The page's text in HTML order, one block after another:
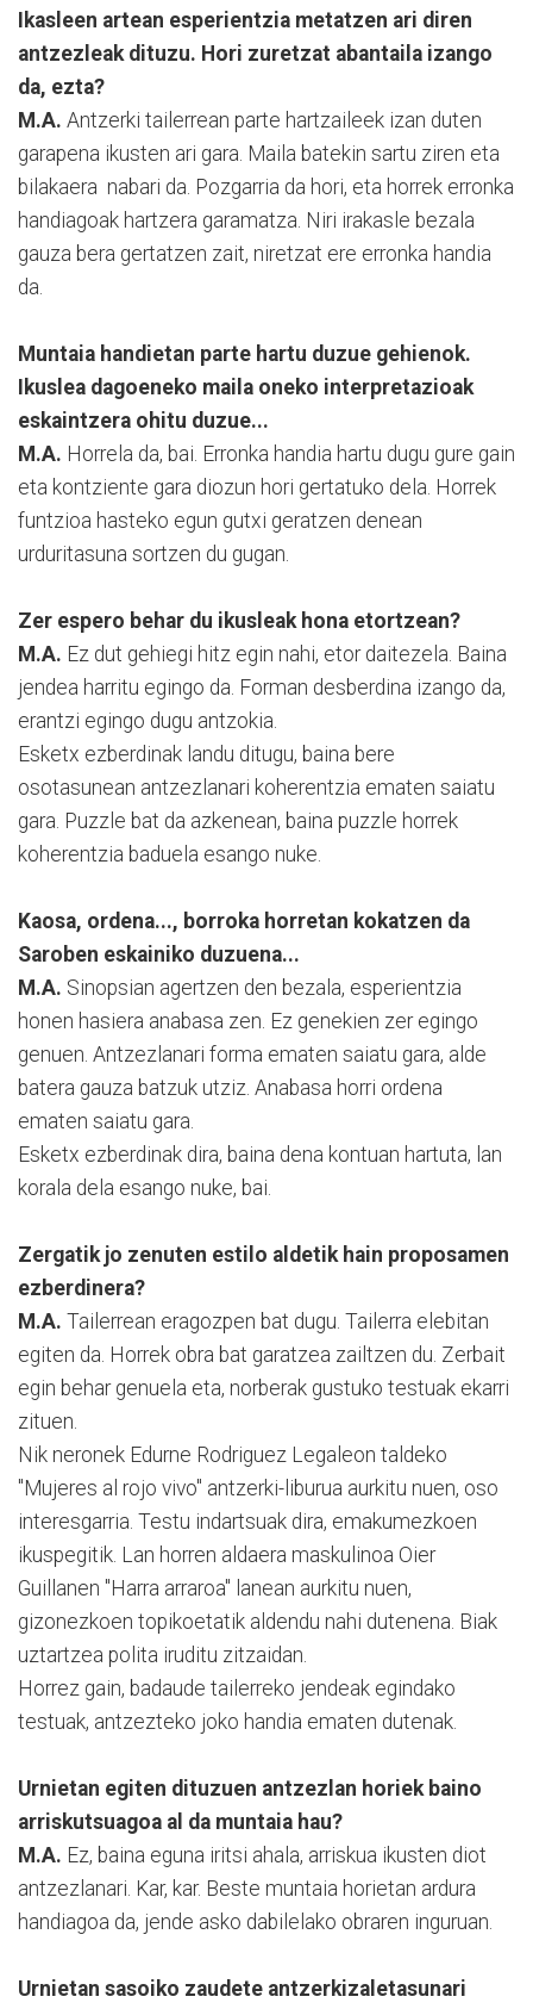
Ikasleen artean esperientzia metatzen ari diren
antzezleak dituzu. Hori zuretzat abantaila izango
da, ezta?
M.A. Antzerki tailerrean parte hartzaileek izan duten
garapena ikusten ari gara. Maila batekin sartu ziren eta
bilakaera nabari da. Pozgarria da hori, eta horrek erronka
handiagoak hartzera garamatza. Niri irakasle bezala
gauza bera gertatzen zait, niretzat ere erronka handia
da.
Muntaia handietan parte hartu duzue gehienok.
Ikuslea dagoeneko maila oneko interpretazioak
eskaintzera ohitu duzue...
M.A. Horrela da, bai. Erronka handia hartu dugu gure gain
eta kontziente gara diozun hori gertatuko dela. Horrek
funtzioa hasteko egun gutxi geratzen denean
urduritasuna sortzen du gugan.
Zer espero behar du ikusleak hona etortzean?
M.A. Ez dut gehiegi hitz egin nahi, etor daitezela. Baina
jendea harritu egingo da. Forman desberdina izango da,
erantzi egingo dugu antzokia.
Esketx ezberdinak landu ditugu, baina bere
osotasunean antzezlanari koherentzia ematen saiatu
gara. Puzzle bat da azkenean, baina puzzle horrek
koherentzia baduela esango nuke.
Kaosa, ordena..., borroka horretan kokatzen da
Saroben eskainiko duzuena...
M.A. Sinopsian agertzen den bezala, esperientzia
honen hasiera anabasa zen. Ez genekien zer egingo
genuen. Antzezlanari forma ematen saiatu gara, alde
batera gauza batzuk utziz. Anabasa horri ordena
ematen saiatu gara.
Esketx ezberdinak dira, baina dena kontuan hartuta, lan
korala dela esango nuke, bai.
Zergatik jo zenuten estilo aldetik hain proposamen
ezberdinera?
M.A. Tailerrean eragozpen bat dugu. Tailerra elebitan
egiten da. Horrek obra bat garatzea zailtzen du. Zerbait
egin behar genuela eta, norberak gustuko testuak ekarri
zituen.
Nik neronek Edurne Rodriguez Legaleon taldeko
"Mujeres al rojo vivo" antzerki-liburua aurkitu nuen, oso
interesgarria. Testu indartsuak dira, emakumezkoen
ikuspegitik. Lan horren aldaera maskulinoa Oier
Guillanen "Harra arraroa" lanean aurkitu nuen,
gizonezkoen topikoetatik aldendu nahi dutenena. Biak
uztartzea polita iruditu zitzaidan.
Horrez gain, badaude tailerreko jendeak egindako
testuak, antzezteko joko handia ematen dutenak.
Urnietan egiten dituzuen antzezlan horiek baino
arriskutsuagoa al da muntaia hau?
M.A. Ez, baina eguna iritsi ahala, arriskua ikusten diot
antzezlanari. Kar, kar. Beste muntaia horietan ardura
handiagoa da, jende asko dabilelako obraren inguruan.
Urnietan sasoiko zaudete antzerkizaletasunari